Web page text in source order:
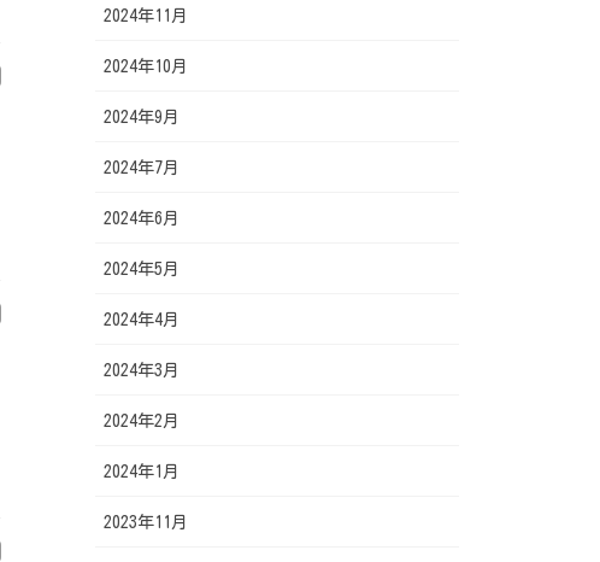
2024年11月
2024年10月
2024年9月
2024年7月
2024年6月
2024年5月
2024年4月
2024年3月
2024年2月
2024年1月
2023年11月